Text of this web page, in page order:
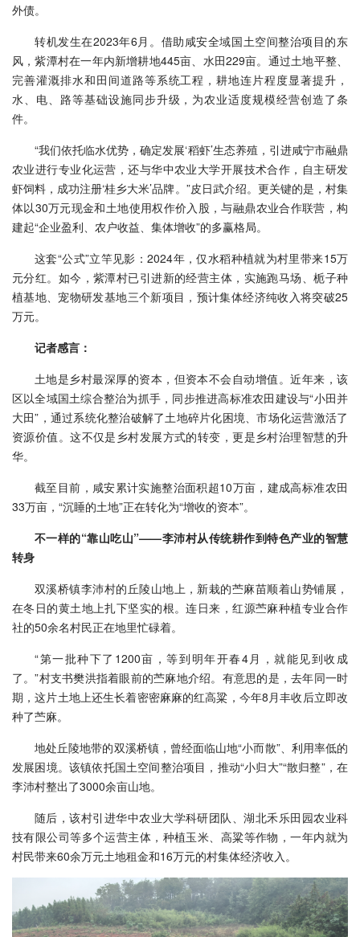
外债。
转机发生在2023年6月。借助咸安全域国土空间整治项目的东
风，紫潭村在一年内新增耕地445亩、水田229亩。通过土地平整、
完善灌溉排水和田间道路等系统工程，耕地连片程度显著提升，
水、电、路等基础设施同步升级，为农业适度规模经营创造了条
件。
“我们依托临水优势，确定发展‘稻虾’生态养殖，引进咸宁市融鼎
农业进行专业化运营，还与华中农业大学开展技术合作，自主研发
虾饲料，成功注册‘桂乡大米’品牌。”皮日武介绍。更关键的是，村集
体以30万元现金和土地使用权作价入股，与融鼎农业合作联营，构
建起“企业盈利、农户收益、集体增收”的多赢格局。
这套“公式”立竿见影：2024年，仅水稻种植就为村里带来15万
元分红。如今，紫潭村已引进新的经营主体，实施跑马场、栀子种
植基地、宠物研发基地三个新项目，预计集体经济纯收入将突破25
万元。
记者感言：
土地是乡村最深厚的资本，但资本不会自动增值。近年来，该
区以全域国土综合整治为抓手，同步推进高标准农田建设与“小田并
大田”，通过系统化整治破解了土地碎片化困境、市场化运营激活了
资源价值。这不仅是乡村发展方式的转变，更是乡村治理智慧的升
华。
截至目前，咸安累计实施整治面积超10万亩，建成高标准农田
33万亩，“沉睡的土地”正在转化为“增收的资本”。
不一样的“靠山吃山”——李沛村从传统耕作到特色产业的智慧
转身
双溪桥镇李沛村的丘陵山地上，新栽的苎麻苗顺着山势铺展，
在冬日的黄土地上扎下坚实的根。连日来，红源苎麻种植专业合作
社的50余名村民正在地里忙碌着。
“第一批种下了1200亩，等到明年开春4月，就能见到收成
了。”村支书樊洪指着眼前的苎麻地介绍。有意思的是，去年同一时
期，这片土地上还生长着密密麻麻的红高粱，今年8月丰收后立即改
种了苎麻。
地处丘陵地带的双溪桥镇，曾经面临山地“小而散”、利用率低的
发展困境。该镇依托国土空间整治项目，推动“小归大”“散归整”，在
李沛村整出了3000余亩山地。
随后，该村引进华中农业大学科研团队、湖北禾乐田园农业科
技有限公司等多个运营主体，种植玉米、高粱等作物，一年内就为
村民带来60余万元土地租金和16万元的村集体经济收入。